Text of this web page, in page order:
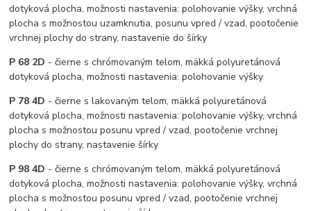
dotyková plocha, možnosti nastavenia: polohovanie výšky, vrchná
plocha s možnostou uzamknutia, posunu vpred / vzad, pootočenie
vrchnej plochy do strany, nastavenie do šírky
P 68 2D - čierne s chrómovaným telom, mäkká polyuretánová
dotyková plocha, možnosti nastavenia: polohovanie výšky
P 78 4D - čierne s lakovaným telom, mäkká polyuretánová
dotyková plocha, možnosti nastavenia: polohovanie výšky, vrchná
plocha s možnostou posunu vpred / vzad, pootočenie vrchnej
plochy do strany, nastavenie šírky
P 98 4D - čierne s chrómovaným telom, mäkká polyuretánová
dotyková plocha, možnosti nastavenia: polohovanie výšky, vrchná
plocha s možnostou posunu vpred / vzad, pootočenie vrchnej